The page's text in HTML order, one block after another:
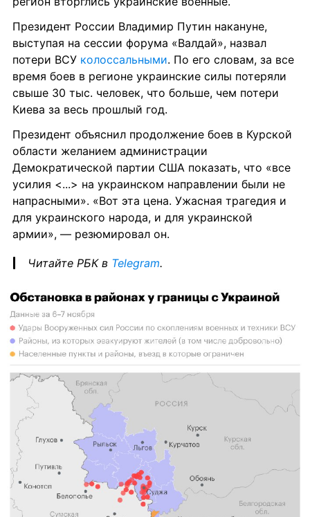
Президент России Владимир Путин накануне,
выступая на сессии форума «Валдай», назвал
потери ВСУ колоссальными. По его словам, за все
время боев в регионе украинские силы потеряли
свыше 30 тыс. человек, что больше, чем потери
Киева за весь прошлый год.
Президент объяснил продолжение боев в Курской
области желанием администрации
Демократической партии США показать, что «все
усилия <...> на украинском направлении были не
напрасными». «Вот эта цена. Ужасная трагедия и
для украинского народа, и для украинской
армии», — резюмировал он.
Читайте РБК в Telegram.